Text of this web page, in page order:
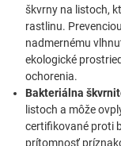
škvrny na listoch,
rastlinu.
nadmernému
ekologické
ochorenia.
Bakteriálna
listoch a môže
certifikované proti
prítomnosť